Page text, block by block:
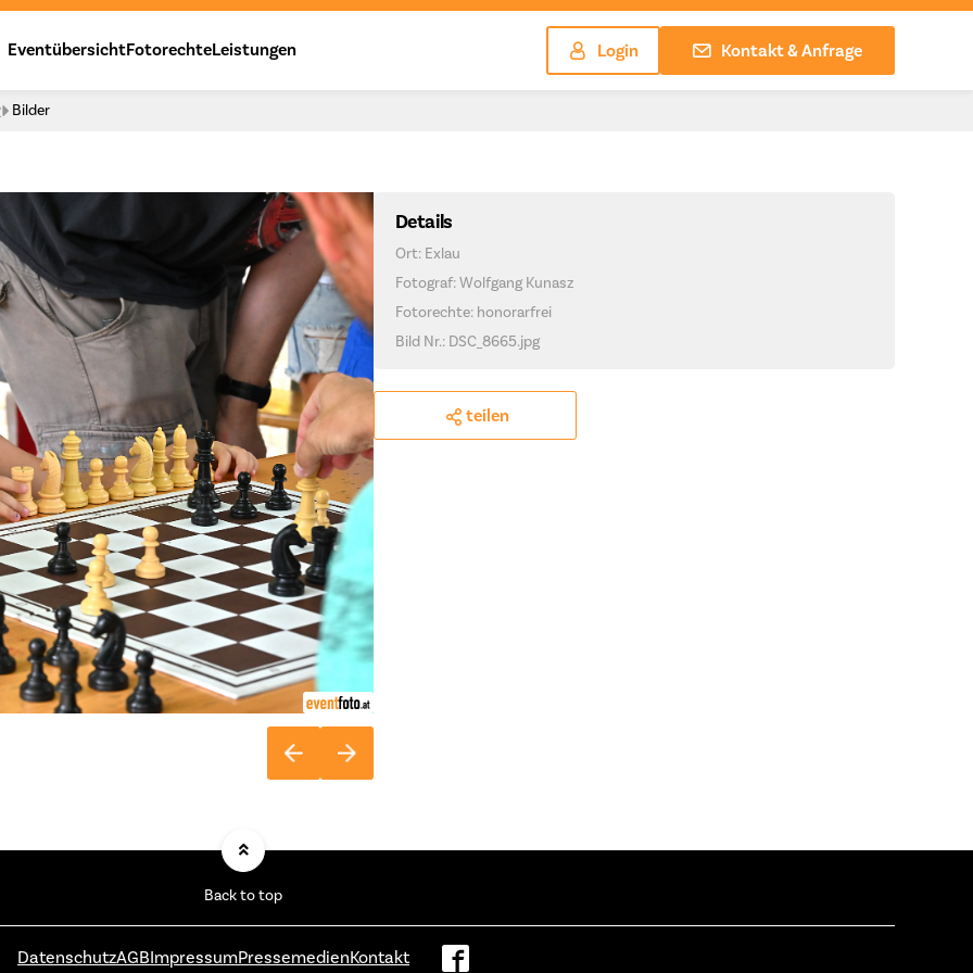
EventübersichtFotorechteLeistungen Login Kontakt & Anfrage
Bilder
Details
Ort: Exlau
Fotograf: Wolfgang Kunasz
Fotorechte: honorarfrei
Bild Nr.: DSC_8665.jpg
teilen
Back to top
DatenschutzAGBImpressumPressemedienKontakt